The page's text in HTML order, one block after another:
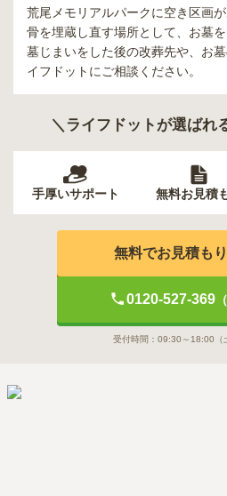
荒尾メモリアルパークに空き区画
骨を埋蔵し直す場所として、お墓を
墓じまいをした後の改葬先や、お
イフドットにご相談ください。
＼ライフドットが選ばれ
手厚いサポート 無料お見積
無料でお見積も
0120-527-369
受付時間： 09:30～18:00